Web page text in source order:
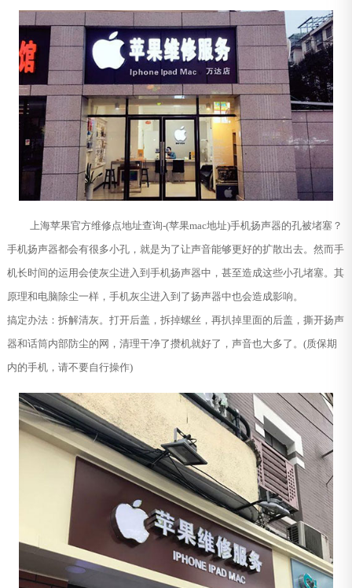
上海苹果官方维修点地址查询-(苹果mac地址)手机扬声器的孔被堵塞？
手机扬声器都会有很多小孔，就是为了让声音能够更好的扩散出去。然而手
机长时间的运用会使灰尘进入到手机扬声器中，甚至造成这些小孔堵塞。其
原理和电脑除尘一样，手机灰尘进入到了扬声器中也会造成影响。
搞定办法：拆解清灰。打开后盖，拆掉螺丝，再扒掉里面的后盖，撕开扬声
器和话筒内部防尘的网，清理干净了攒机就好了，声音也大多了。(质保期
内的手机，请不要自行操作)